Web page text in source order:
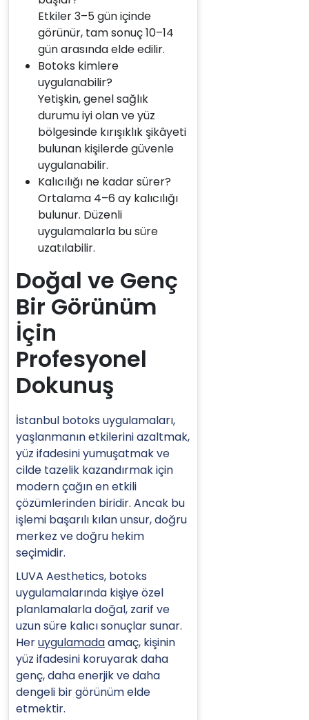
Etkiler 3–5 gün içinde
görünür, tam sonuç 10–14
gün arasında elde edilir.
Botoks kimlere
uygulanabilir?
Yetişkin, genel sağlık
durumu iyi olan ve yüz
bölgesinde kırışıklık şikâyeti
bulunan kişilerde güvenle
uygulanabilir.
Kalıcılığı ne kadar sürer?
Ortalama 4–6 ay kalıcılığı
bulunur. Düzenli
uygulamalarla bu süre
uzatılabilir.
Doğal ve Genç
Bir Görünüm
İçin
Profesyonel
Dokunuş
İstanbul botoks uygulamaları,
yaşlanmanın etkilerini azaltmak,
yüz ifadesini yumuşatmak ve
cilde tazelik kazandırmak için
modern çağın en etkili
çözümlerinden biridir. Ancak bu
işlemi başarılı kılan unsur, doğru
merkez ve doğru hekim
seçimidir.
LUVA Aesthetics, botoks
uygulamalarında kişiye özel
planlamalarla doğal, zarif ve
uzun süre kalıcı sonuçlar sunar.
Heruygulamadaamaç, kişinin
yüz ifadesini koruyarak daha
genç, daha enerjik ve daha
dengeli bir görünüm elde
etmektir.